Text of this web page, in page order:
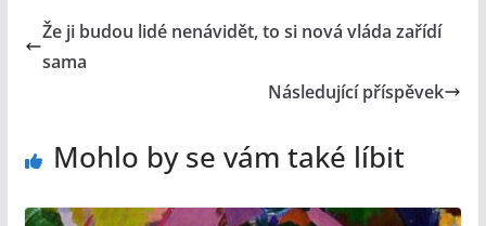
Že ji budou lidé nenávidět, to si nová vláda zařídí
sama
Následující příspěvek
Mohlo by se vám také líbit